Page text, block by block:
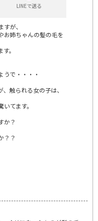
LINEで送る
が、
お姉ちゃんの髪の毛を
。
うで・・・・
触られる女の子は、
てます。
か？
？？